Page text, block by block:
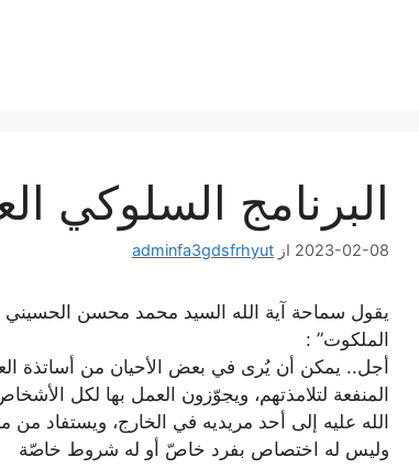
البرنامج السلوكي
2023-02-08 از adminfa3gdsfrhyut
يقول سماحة آية الله السيد محمد محسن الحسيني
الملكوت” :
أجل.. يمكن أن يُرى في بعض الأحيان من أساتذة
المنفعة لتلامذتهم، ويجوّزون العمل بها لكل
الله عليه إلى أحد مريديه في الخارج، ويستفاد
وليس له اختصاص بفرد خاصّ أو له شروط خاصّة